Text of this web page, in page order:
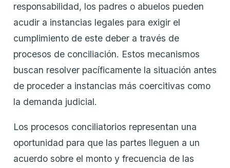
responsabilidad, los padres o abuelos pueden
acudir a instancias legales para exigir el
cumplimiento de este deber a través de
procesos de conciliación. Estos mecanismos
buscan resolver pacíficamente la situación antes
de proceder a instancias más coercitivas como
la demanda judicial.
Los procesos conciliatorios representan una
oportunidad para que las partes lleguen a un
acuerdo sobre el monto y frecuencia de las